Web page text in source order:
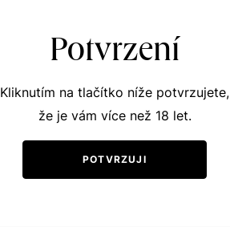
Potvrzení
Kliknutím na tlačítko níže potvrzujete,
že je vám více než 18 let.
POTVRZUJI